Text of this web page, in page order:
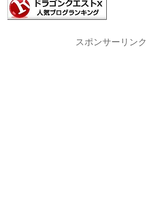
スポンサーリンク